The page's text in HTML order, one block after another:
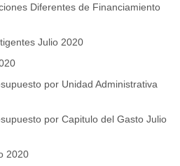
Diferentes de Financiamiento
Julio 2020
por Unidad Administrativa
por Capitulo del Gasto Julio
2020